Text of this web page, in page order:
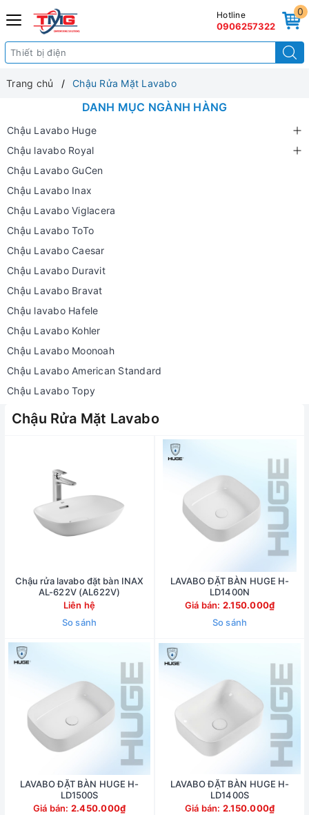
0
Hotline
0906257322
Trang chủ Chậu Rửa Mặt Lavabo
DANH MỤC NGÀNH HÀNG
Chậu Lavabo Huge
Chậu lavabo Royal
Chậu Lavabo GuCen
Chậu Lavabo Inax
Chậu Lavabo Viglacera
Chậu Lavabo ToTo
Chậu Lavabo Caesar
Chậu Lavabo Duravit
Chậu Lavabo Bravat
Chậu lavabo Hafele
Chậu Lavabo Kohler
Chậu Lavabo Moonoah
Chậu Lavabo American Standard
Chậu Lavabo Topy
Chậu Rửa Mặt Lavabo
Chậu rửa lavabo đặt bàn INAX
AL-622V (AL622V)
Liên hệ
So sánh
LAVABO ĐẶT BÀN HUGE H-
LD1400N
Giá bán: 2.150.000₫
So sánh
LAVABO ĐẶT BÀN HUGE H-
LD1500S
Giá bán: 2.450.000₫
LAVABO ĐẶT BÀN HUGE H-
LD1400S
Giá bán: 2.150.000₫